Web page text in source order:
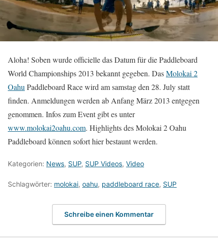
Aloha! Soben wurde officielle das Datum für die Paddleboard
World Championships 2013 bekannt gegeben. DasMolokai 2
Oahu Paddleboard Race wird am samstag den 28. July statt
finden. Anmeldungen werden ab Anfang März 2013 entgegen
genommen. Infos zum Event gibt es unter
www.molokai2oahu.com. Highlights des Molokai 2 Oahu
Paddleboard können sofort hier bestaunt werden.
Kategorien: News, SUP, SUP Videos, Video
Schlagwörter: molokai, oahu, paddleboard race, SUP
Schreibe einen Kommentar